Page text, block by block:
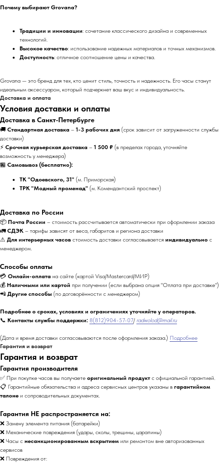
Почему выбирают Grovana?
Традиции и инновации: сочетание классического дизайна и современных
технологий.
Высокое качество: использование надежных материалов и точных механизмов.
Доступность: отличное соотношение цены и качества.
Grovana — это бренд для тех, кто ценит стиль, точность и надежность. Его часы станут
идеальным аксессуаром, который подчеркнет ваш вкус и индивидуальность.
Доставка и оплата
Условия доставки и оплаты
Доставка в Санкт-Петербурге
🚚 Стандартная доставка – 1-3 рабочих дня (срок зависит от загруженности службы
доставки)
⚡ Срочная курьерская доставка – 1 500 ₽ (в пределах города, уточняйте
возможность у менеджера)
🏪 Самовывоз (бесплатно):
ТК "Одоевского, 31" (м. Приморская)
ТРК "Модный променад" (м. Комендантский проспект)
Доставка по России
📦 Почта России – стоимость рассчитывается автоматически при оформлении заказа
🚛 СДЭК – тарифы зависят от веса, габаритов и региона доставки
⚠ Для интерьерных часов стоимость доставки согласовывается индивидуально с
менеджером.
Способы оплаты
💳 Онлайн-оплата на сайте (картой Visa/Mastercard/МИР)
💰 Наличными или картой при получении (если выбрана опция "Оплата при доставке")
📲 Другие способы (по договорённости с менеджером)
Подробнее о сроках, условиях и ограничениях уточняйте у операторов.
📞 Контакты службы поддержки: 8(812)904-57-07/ radwolod@mail.ru
(Дата и время доставки согласовываются после оформления заказа.) Подробнее
Гарантия и возврат
Гарантия и возврат
Гарантия производителя
✅ При покупке часов вы получаете оригинальный продукт с официальной гарантией.
📋 Гарантийные обязательства и адреса сервисных центров указаны в гарантийном
талоне и сопроводительных документах.
Гарантия НЕ распространяется на:
❌ Замену элемента питания (батарейки)
❌ Механические повреждения (удары, сколы, трещины, царапины)
❌ Часы с несанкционированным вскрытием или ремонтом вне авторизованных
сервисов
❌ Повреждения от: